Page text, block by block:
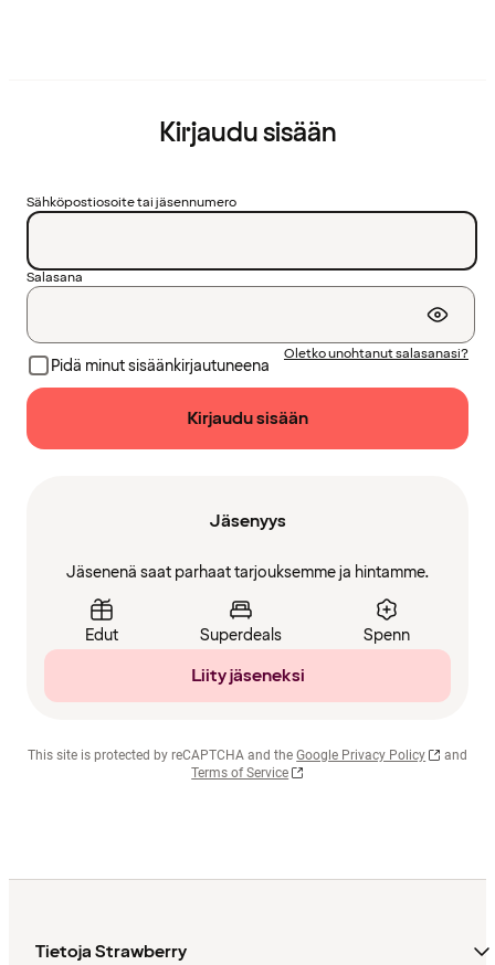
Kirjaudu sisään
Sähköpostiosoite tai jäsennumero
Salasana
Pidä minut sisäänkirjautuneena
Oletko unohtanut salasanasi?
Kirjaudu sisään
Jäsenyys
Jäsenenä saat parhaat tarjouksemme ja hintamme.
Edut Superdeals Spenn
Liity jäseneksi
This site is protected by reCAPTCHA and the Google Privacy Policy
and
Terms of Service
Tietoja Strawberry